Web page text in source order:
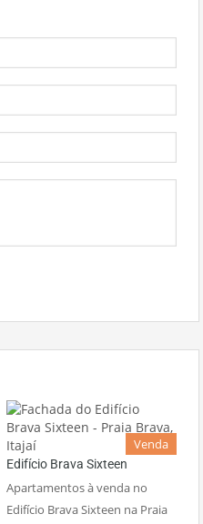
Venda
Edifício Brava Sixteen
Apartamentos à venda no
Edifício Brava Sixteen na Praia